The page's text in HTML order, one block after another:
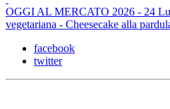
OGGI AL MERCATO 2026 - 24
vegetariana - Cheesecake alla
facebook
twitter